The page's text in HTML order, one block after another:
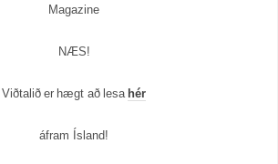
Magazine
NÆS!
Viðtalið er hægt að lesa hér
áfram Ísland!